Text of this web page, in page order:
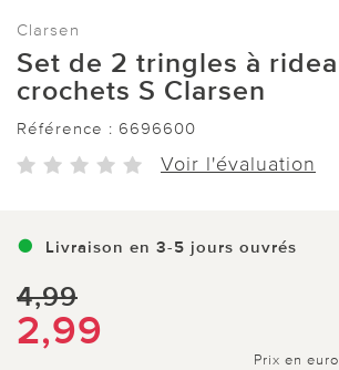
Clarsen
Set de 2 tringles à
crochets S Clarsen
Référence : 6696600
Voir l'évaluation
Livraison en 3-5 jours ouvrés
4,99
2,99
Prix en